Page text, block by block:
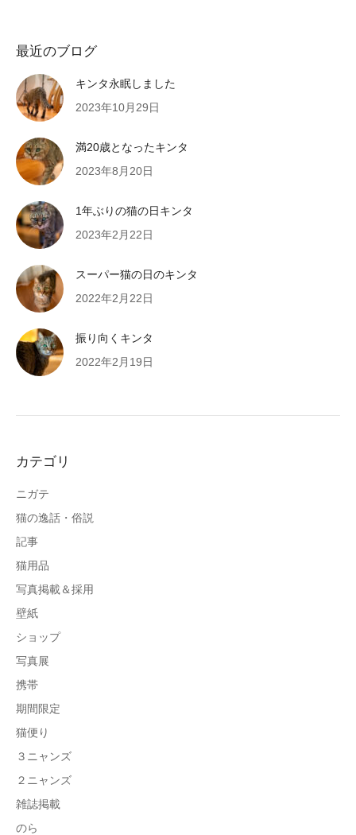
最近のブログ
キンタ永眠しました
2023年10月29日
満20歳となったキンタ
2023年8月20日
1年ぶりの猫の日キンタ
2023年2月22日
スーパー猫の日のキンタ
2022年2月22日
振り向くキンタ
2022年2月19日
カテゴリ
ニガテ
猫の逸話・俗説
記事
猫用品
写真掲載＆採用
壁紙
ショップ
写真展
携帯
期間限定
猫便り
３ニャンズ
２ニャンズ
雑誌掲載
のら